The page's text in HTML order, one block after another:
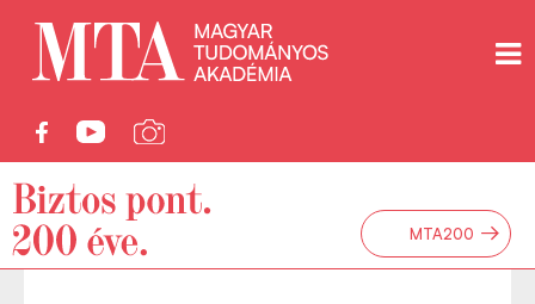
MTA200 →